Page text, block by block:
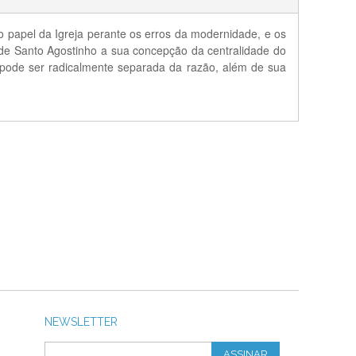
da Igreja perante os erros da modernidade, e os
Santo Agostinho a sua concepção da centralidade do
ser radicalmente separada da razão, além de sua
NEWSLETTER